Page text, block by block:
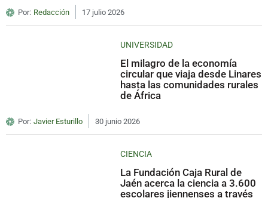
Por: Redacción 17 julio 2026
UNIVERSIDAD
El milagro de la economía
circular que viaja desde Linares
hasta las comunidades rurales
de África
Por: Javier Esturillo 30 junio 2026
CIENCIA
La Fundación Caja Rural de
Jaén acerca la ciencia a 3.600
escolares jiennenses a través